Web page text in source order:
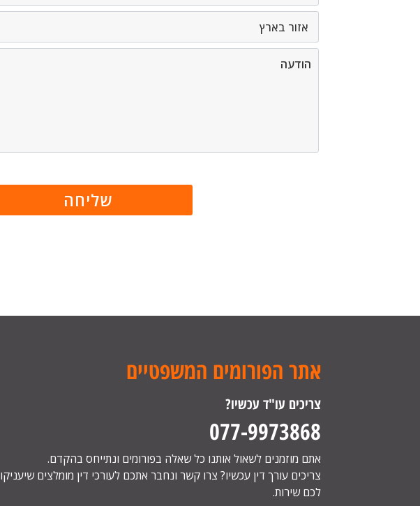
אתר הפורומים המשפטיים
צריכים עו"ד עכשיו?
077-9973868
אתם מוזמנים לשאול אותנו כל שאלה בפורומים ונתייחס בהקדם.
צריכים עורך דין עכשיו? צרו קשר ונחבר אתכם לעורכי דין מומלצים שיעניקו
לכם שירות.